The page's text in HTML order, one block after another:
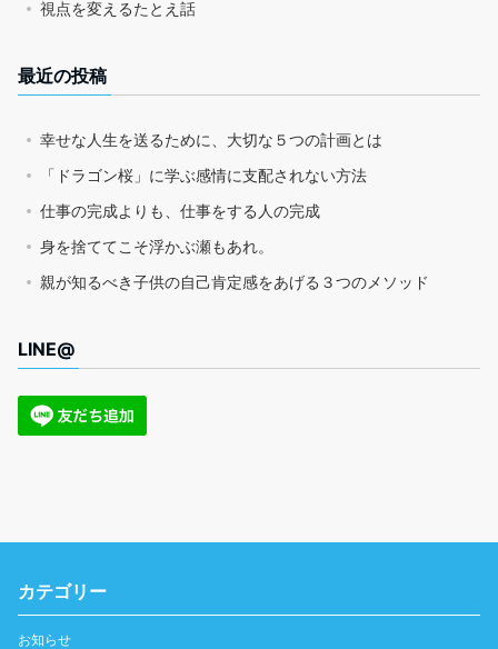
視点を変えるたとえ話
最近の投稿
幸せな人生を送るために、大切な５つの計画とは
「ドラゴン桜」に学ぶ感情に支配されない方法
仕事の完成よりも、仕事をする人の完成
身を捨ててこそ浮かぶ瀬もあれ。
親が知るべき子供の自己肯定感をあげる３つのメソッド
LINE@
カテゴリー
お知らせ